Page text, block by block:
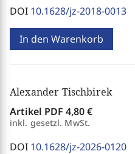
DOI 10.1628/jz-2018-0013
In den Warenkorb
Alexander Tischbirek
Artikel PDF 4,80 €
inkl. gesetzl. MwSt.
DOI 10.1628/jz-2026-0120